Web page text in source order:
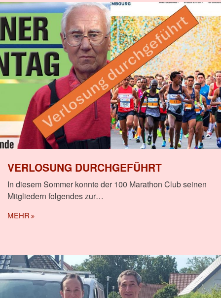
VERLOSUNG DURCHGEFÜHRT
In diesem Sommer konnte der 100 Marathon Club seinen
Mitgliedern folgendes zur…
MEHR